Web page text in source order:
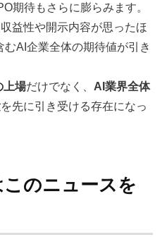
期待もさらに膨らみます。
益性や開示内容が思ったほ
AI企業全体の期待値が引き
上場だけでなく、 AI業界全体
を先に引き受ける存在になっ
のニュースを